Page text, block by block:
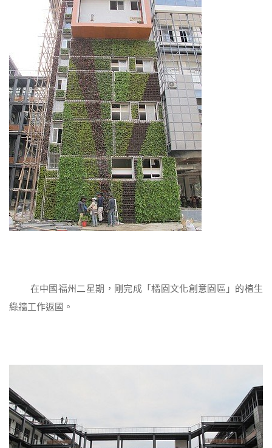
在中國福州二星期，剛完成「橘園文化創意園區」的植生
綠牆工作返國。